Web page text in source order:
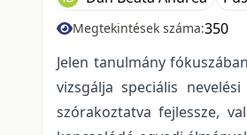
Megtekintések száma:350
Jelen tanulmány
vizsgálja speciális
szórakoztatva fejlessze,